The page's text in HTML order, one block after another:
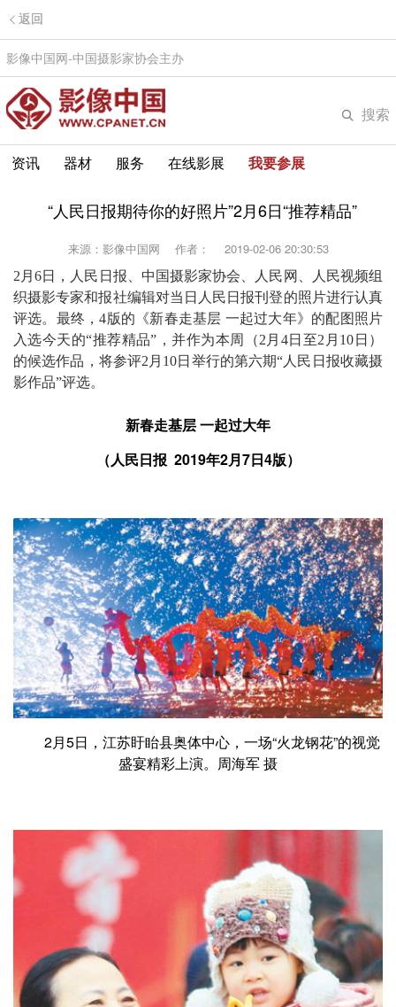
返回
影像中国网-中国摄影家协会主办
搜索
资讯 器材 服务 在线影展 我要参展
“人民日报期待你的好照片”2月6日“推荐精品”
来源：影像中国网 作者： 2019-02-06 20:30:53
2月6日，人民日报、中国摄影家协会、人民网、人民视频组
织摄影专家和报社编辑对当日人民日报刊登的照片进行认真
评选。最终，4版的《新春走基层 一起过大年》的配图照片
入选今天的“推荐精品”，并作为本周（2月4日至2月10日）
的候选作品，将参评2月10日举行的第六期“人民日报收藏摄
影作品”评选。
新春走基层 一起过大年
（人民日报 2019年2月7日4版）
2月5日，江苏盱眙县奥体中心，一场“火龙钢花”的视觉
盛宴精彩上演。周海军 摄